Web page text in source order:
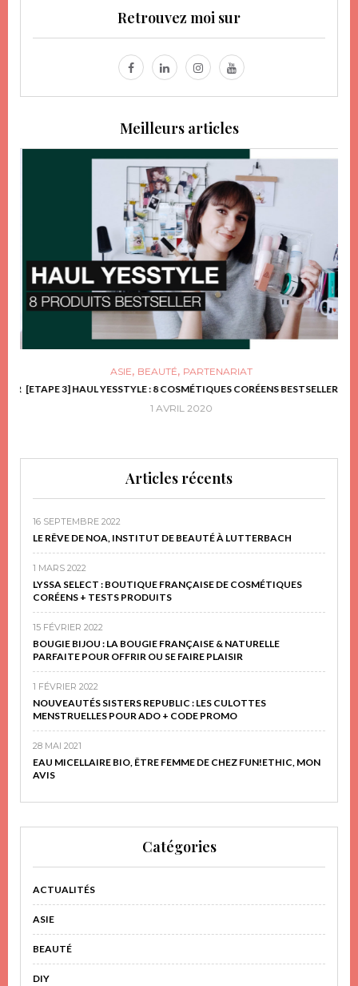
Retrouvez moi sur
Meilleurs articles
ASIE, BEAUTÉ, PARTENARIAT
[ETAPE 3] HAUL YESSTYLE : 8 COSMÉTIQUES CORÉENS BESTSELLER
1 AVRIL 2020
Articles récents
16 SEPTEMBRE 2022
LE RÊVE DE NOA, INSTITUT DE BEAUTÉ À LUTTERBACH
1 MARS 2022
LYSSA SELECT : BOUTIQUE FRANÇAISE DE COSMÉTIQUES
CORÉENS + TESTS PRODUITS
15 FÉVRIER 2022
BOUGIE BIJOU : LA BOUGIE FRANÇAISE & NATURELLE
PARFAITE POUR OFFRIR OU SE FAIRE PLAISIR
1 FÉVRIER 2022
NOUVEAUTÉS SISTERS REPUBLIC : LES CULOTTES
MENSTRUELLES POUR ADO + CODE PROMO
28 MAI 2021
EAU MICELLAIRE BIO, ÊTRE FEMME DE CHEZ FUN!ETHIC, MON
AVIS
Catégories
ACTUALITÉS
ASIE
BEAUTÉ
DIY